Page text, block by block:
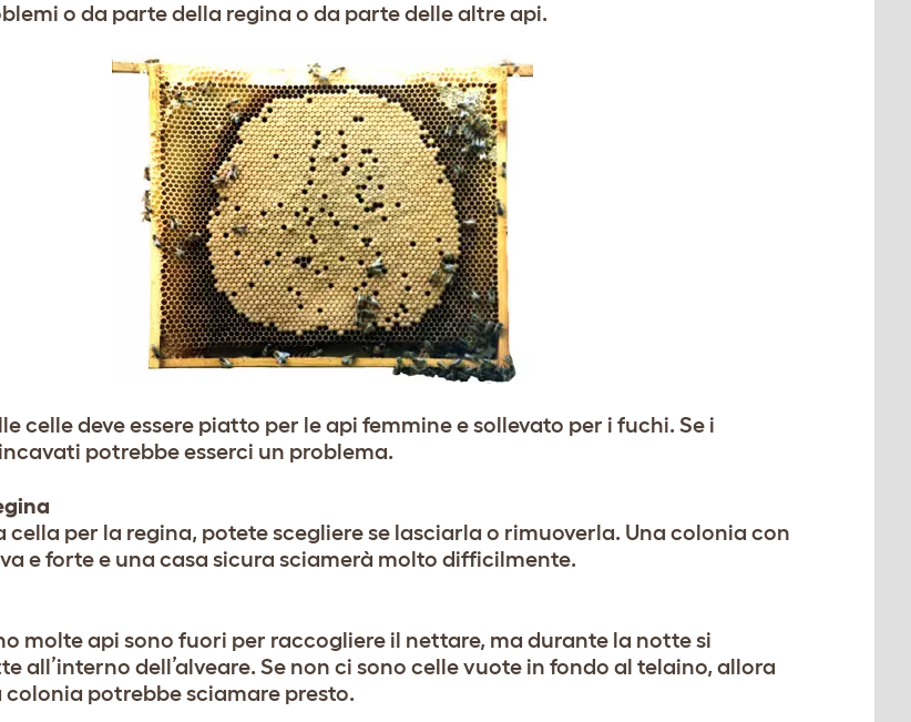
o da parte della regina o da parte delle altre api.
celle deve essere piatto per le api femmine e sollevato per i fuchi. Se i
potrebbe esserci un problema.
cella per la regina, potete scegliere se lasciarla o rimuoverla. Una colonia con
e forte e una casa sicura sciamerà molto difficilmente.
molte api sono fuori per raccogliere il nettare, ma durante la notte si
all’interno dell’alveare. Se non ci sono celle vuote in fondo al telaino, allora
colonia potrebbe sciamare presto.